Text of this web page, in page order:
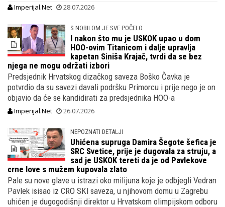
Imperijal.Net 28.07.2026
S NOBILOM JE SVE POČELO
I nakon što mu je USKOK upao u dom
HOO-ovim Titanicom i dalje upravlja
kapetan Siniša Krajač, tvrdi da se bez
njega ne mogu održati izbori
Predsjednik Hrvatskog dizačkog saveza Boško Čavka je
potvrdio da su savezi davali podršku Primorcu i prije nego je on
objavio da će se kandidirati za predsjednika HOO-a
Imperijal.Net 26.07.2026
NEPOZNATI DETALJI
Uhićena supruga Damira Šegote šefica je
SRC Svetice, prije je dugovala za struju, a
sad je USKOK tereti da je od Pavlekove
crne love s mužem kupovala zlato
Pale su nove glave u istrazi oko milijuna koje je odbjegli Vedran
Pavlek isisao iz CRO SKI saveza, u njihovom domu u Zagrebu
uhićen je dugogodišnji direktor u Hrvatskom olimpijskom odboru